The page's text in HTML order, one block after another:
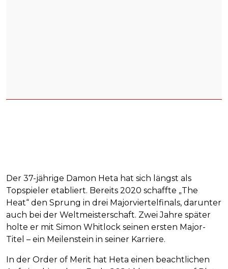
Der 37-jährige Damon Heta hat sich längst als
Topspieler etabliert. Bereits 2020 schaffte „The
Heat“ den Sprung in drei Majorviertelfinals, darunter
auch bei der Weltmeisterschaft. Zwei Jahre später
holte er mit Simon Whitlock seinen ersten Major-
Titel – ein Meilenstein in seiner Karriere.
In der Order of Merit hat Heta einen beachtlichen